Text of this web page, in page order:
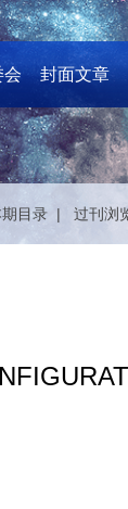
会 封面文章
期目录 | 过刊浏